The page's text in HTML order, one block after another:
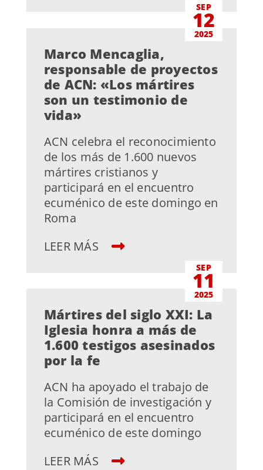
SEP
12
2025
Marco Mencaglia,
responsable de proyectos
de ACN: «Los mártires
son un testimonio de
vida»
ACN celebra el reconocimiento
de los más de 1.600 nuevos
mártires cristianos y
participará en el encuentro
ecuménico de este domingo en
Roma
LEER MÁS
SEP
11
2025
Mártires del siglo XXI: La
Iglesia honra a más de
1.600 testigos asesinados
por la fe
ACN ha apoyado el trabajo de
la Comisión de investigación y
participará en el encuentro
ecuménico de este domingo
LEER MÁS